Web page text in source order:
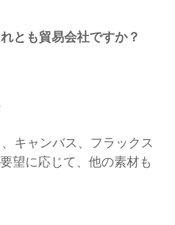
とも貿易会社ですか？
キャンバス、フラックス
望に応じて、他の素材も